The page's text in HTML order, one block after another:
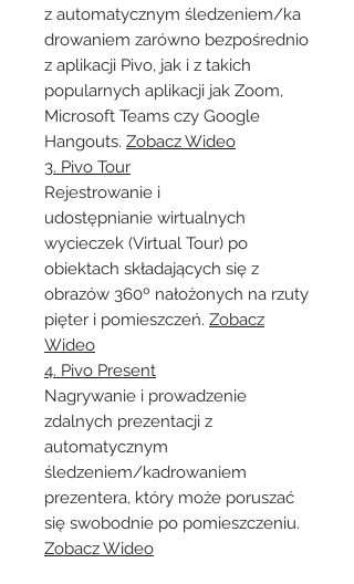
z automatycznym śledzeniem/ka
drowaniem zarówno bezpośrednio
z aplikacji Pivo, jak i z takich
popularnych aplikacji jak Zoom,
Microsoft Teams czy Google
Hangouts. Zobacz Wideo
3. Pivo Tour
Rejestrowanie i
udostępnianie wirtualnych
wycieczek (Virtual Tour) po
obiektach składających się z
obrazów 360º nałożonych na rzuty
pięter i pomieszczeń. Zobacz
Wideo
4. Pivo Present
Nagrywanie i prowadzenie
zdalnych prezentacji z
automatycznym
śledzeniem/kadrowaniem
prezentera, który może poruszać
się swobodnie po pomieszczeniu.
Zobacz Wideo